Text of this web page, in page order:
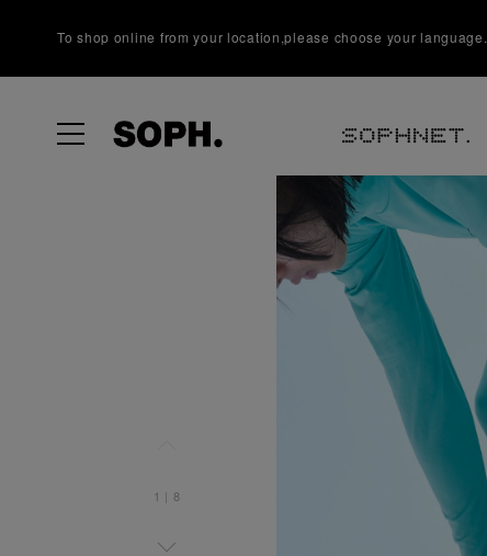
To shop online from your location,please choose your language.
1 | 8